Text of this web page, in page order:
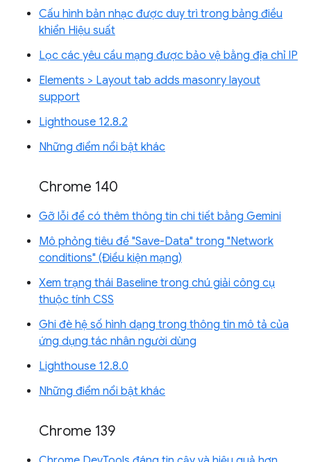
Cấu hình bản nhạc được duy trì trong bảng điều
khiển Hiệu suất
Lọc các yêu cầu mạng được bảo vệ bằng địa chỉ IP
Elements > Layout tab adds masonry layout
support
Lighthouse 12.8.2
Những điểm nổi bật khác
Chrome 140
Gỡ lỗi để có thêm thông tin chi tiết bằng Gemini
Mô phỏng tiêu đề "Save-Data" trong "Network
conditions" (Điều kiện mạng)
Xem trạng thái Baseline trong chú giải công cụ
thuộc tính CSS
Ghi đè hệ số hình dạng trong thông tin mô tả của
ứng dụng tác nhân người dùng
Lighthouse 12.8.0
Những điểm nổi bật khác
Chrome 139